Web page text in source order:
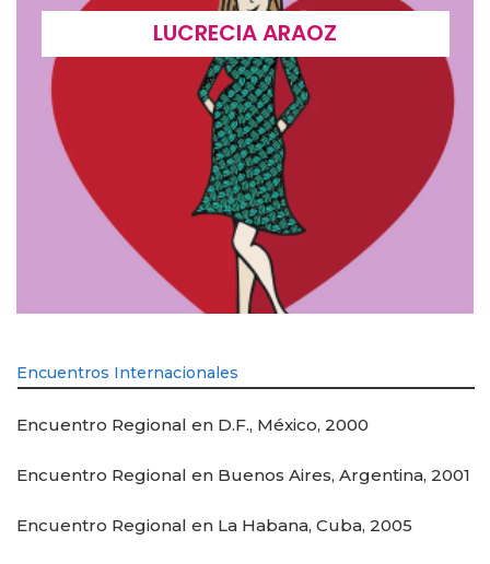
LUCRECIA ARAOZ
Encuentros Internacionales
Encuentro Regional en D.F., México, 2000
Encuentro Regional en Buenos Aires, Argentina, 2001
Encuentro Regional en La Habana, Cuba, 2005